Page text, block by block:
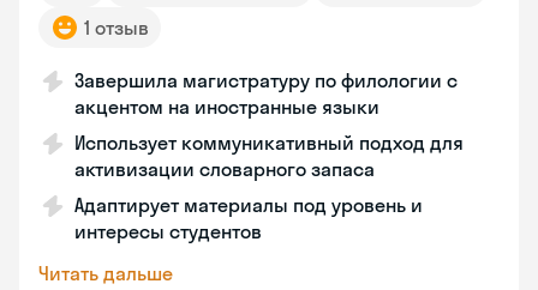
1 отзыв
Завершила магистратуру по филологии с
акцентом на иностранные языки
Использует коммуникативный подход для
активизации словарного запаса
Адаптирует материалы под уровень и
интересы студентов
Читать дальше